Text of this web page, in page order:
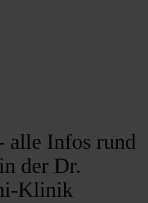
alle Infos rund
der Dr.
Klinik